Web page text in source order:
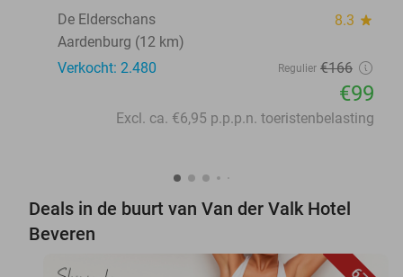
De Elderschans
8.3 star
Aardenburg (12 km)
Verkocht: 2.480
Regulier €166
€99
Excl. ca. €6,95 p.p.p.n. toeristenbelasting
Deals in de buurt van Van der Valk Hotel
Beveren